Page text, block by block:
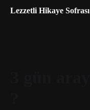
Lezzetli Hikaye Sofrası